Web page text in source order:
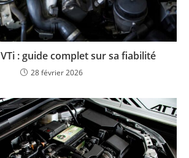
: guide complet sur sa fiabilité
28 février 2026